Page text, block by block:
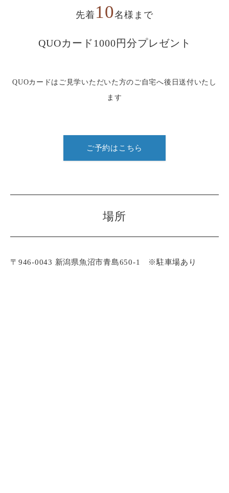
先着 10名様まで
QUOカード1000円分プレゼント
QUOカードはご見学いただいた方のご自宅へ後日送付いたし
ます
ご予約はこちら
場所
〒946-0043 新潟県魚沼市青島650-1 ※駐車場あり